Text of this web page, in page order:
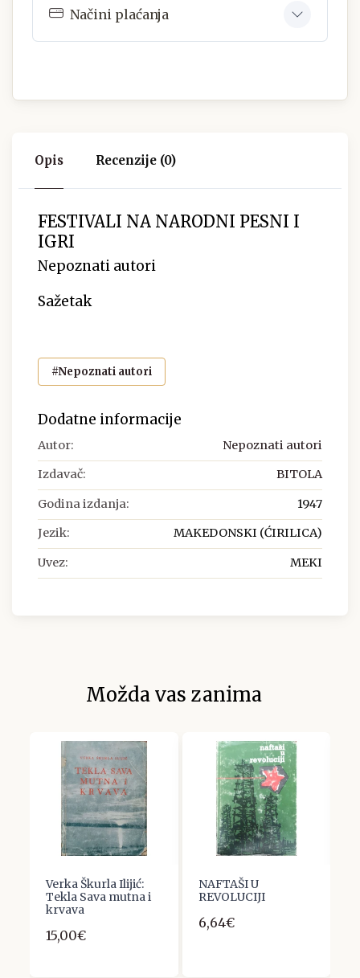
Načini plaćanja
Opis Recenzije (0)
FESTIVALI NA NARODNI PESNI I
IGRI
Nepoznati autori
Sažetak
#Nepoznati autori
Dodatne informacije
Autor: Nepoznati autori
Izdavač: BITOLA
Godina izdanja: 1947
Jezik: MAKEDONSKI (ĆIRILICA)
Uvez: MEKI
Možda vas zanima
Verka Škurla Ilijić:
Tekla Sava mutna i
krvava
15,00€
NAFTAŠI U
REVOLUCIJI
6,64€